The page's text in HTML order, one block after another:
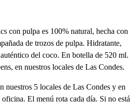
con pulpa es 100% natural, hecha con
de trozos de pulpa. Hidratante,
del coco. En botella de 520 ml.
en nuestros locales de Las Condes.
nuestros 5 locales de Las Condes y en
El menú rota cada día. Si no está